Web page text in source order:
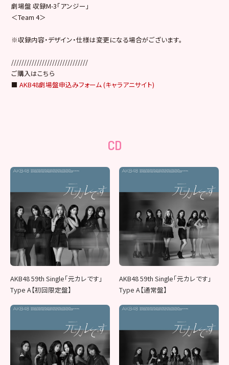
劇場盤 収録M-3「アンジー」
＜Team 4＞
※収録内容・デザイン・仕様は変更になる場合がございます。
//////////////////////////////
ご購入はこちら
■AKB48劇場盤申込みフォーム (キャラアニサイト)
CD
AKB48 59th Single「元カレです」
Type A【初回限定盤】
AKB48 59th Single「元カレです」
Type A【通常盤】